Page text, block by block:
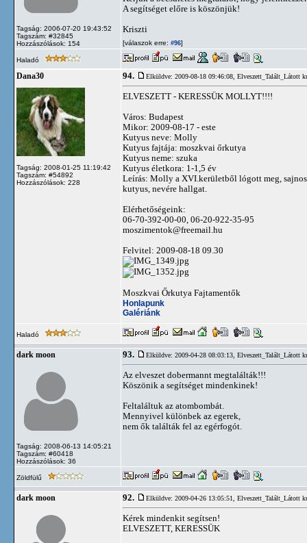
Tagság: 2006-07-20 19:43:52
Tagszám: #32845
Hozzászólások: 154
A segítséget előre is köszönjük!
Kriszti
[válaszok erre: #96]
Haladó
Dana30
Tagság: 2008-01-25 11:19:42
Tagszám: #54892
Hozzászólások: 228
94. Elküldve: 2009-08-18 09:46:08, Elveszett_Talált_Látott
ELVESZETT - KERESSÜK MOLLYT!!!!
Város: Budapest
Mikor: 2009-08-17 - este
Kutyus neve: Molly
Kutyus fajtája: moszkvai őrkutya
Kutyus neme: szuka
Kutyus életkora: 1-1,5 év
Leírás: Molly a XVI.kerületből lógott meg, sajnos
kutyus, nevére hallgat.
Elérhetőségeink:
06-70-392-00-00, 06-20-922-35-95
moszimentok@freemail.hu
Felvitel: 2009-08-18 09.30
Moszkvai Őrkutya Fajtamentők
Honlapunk
Galériánk
Haladó
dark moon
Tagság: 2008-06-13 14:05:21
Tagszám: #60418
Hozzászólások: 36
93. Elküldve: 2009-04-28 08:03:13, Elveszett_Talált_Látott
Az elveszet dobermannt megtalálták!!!
Köszönik a segítséget mindenkinek!
Feltaláltuk az atombombát.
Mennyivel különbek az egerek,
nem ők találták fel az egérfogót.
Zöldfülű
dark moon 92. Elküldve: 2009-04-26 13:05:51, Elveszett_Talált_Látott
Kérek mindenkit segítsen!
ELVESZETT, KERESSÜK